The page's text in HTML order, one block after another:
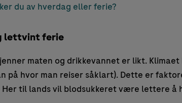
du av hverdag eller ferie?
lettvint ferie
maten og drikkevannet er likt.
på hvor man reiser såklart). Dette er
til lands vil blodsukkeret være lettere å